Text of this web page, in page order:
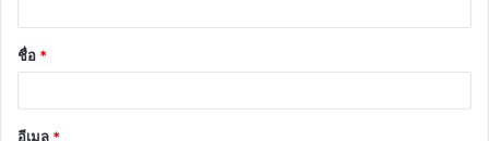
น
*
ชื่อ *
อีเมล *